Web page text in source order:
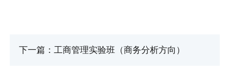
下一篇：工商管理实验班（商务分析方向）